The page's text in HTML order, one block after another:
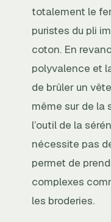
totalement le
puristes du pli
coton. En
polyvalence et
de brûler un
même sur de la
l’outil de la
nécessite pas
permet de
complexes
les broderies.